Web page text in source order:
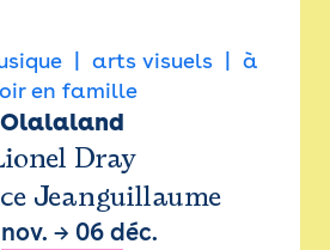
arts visuels
à
en famille
Olalaland
Dray
Jeanguillaume
→ 06 déc.